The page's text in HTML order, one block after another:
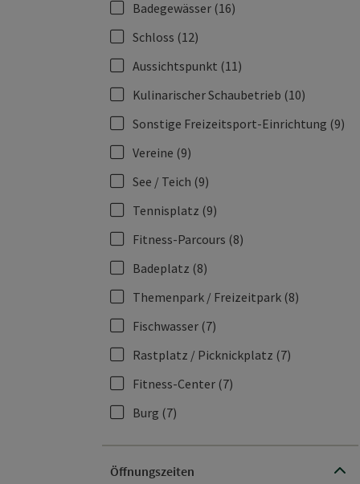
Badegewässer (16)
Schloss (12)
Aussichtspunkt (11)
Kulinarischer Schaubetrieb (10)
Sonstige Freizeitsport-Einrichtung (9)
Vereine (9)
See / Teich (9)
Tennisplatz (9)
Fitness-Parcours (8)
Badeplatz (8)
Themenpark / Freizeitpark (8)
Fischwasser (7)
Rastplatz / Picknickplatz (7)
Fitness-Center (7)
Burg (7)
Öffnungszeiten